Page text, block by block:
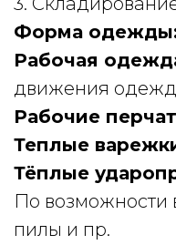
Форма
Рабочая
движения
Рабочие
Теплые
Тёплые
По возможности
пилы и пр.